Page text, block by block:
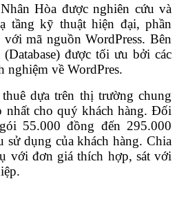
Hòa được nghiên cứu và
tầng kỹ thuật hiện đại, phần
mã nguồn WordPress. Bên
được tối ưu bởi các
nghiệm về WordPres.
dựa trên thị trường chung
nhất cho quý khách hàng. Đối
55.000 đồng đến 295.000
sử dụng của khách hàng. Chia
với đơn giá thích hợp, sát với